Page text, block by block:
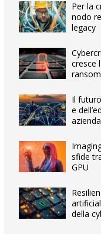
Per la
nodo
legacy
cresce
Il
e
sfide
GPU
della